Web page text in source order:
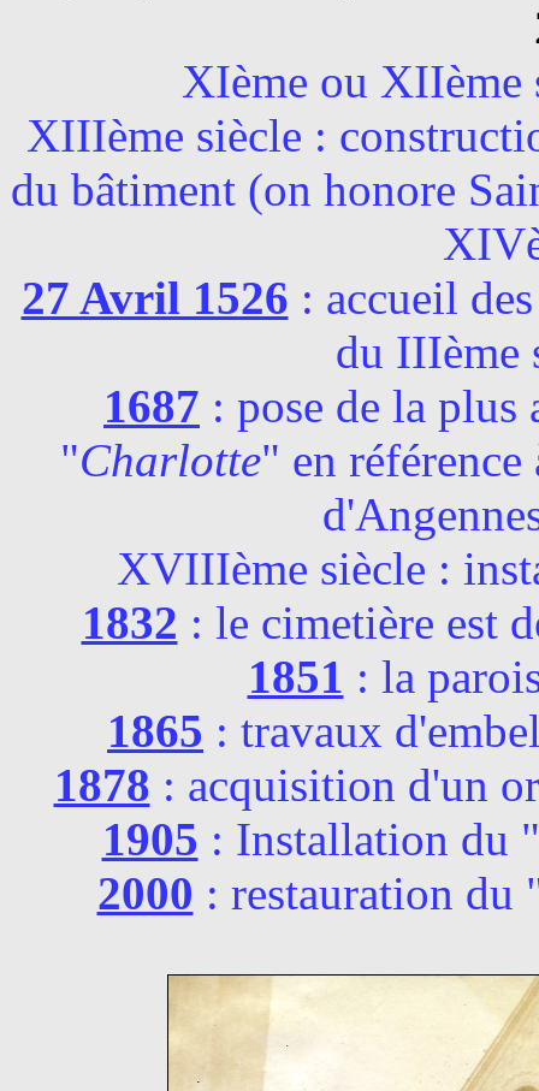
XIème ou XIIème
XIIIème siècle :
du bâtiment (on honore
27 Avril 1526 : accueil
du IIIème
1687 : pose de la plus
"Charlotte" en référence
XVIIIème siècle :
1832 : le cimetière est
1851 : la
1865 : travaux
1878 : acquisition d'un
1905 : Installation du "
2000 : restauration du